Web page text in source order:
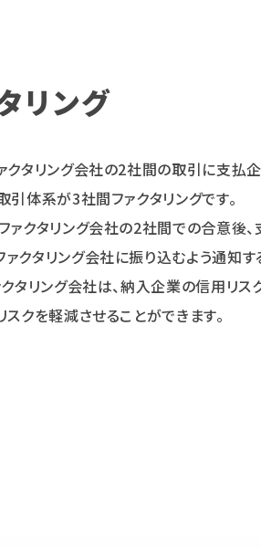
リング
クタリング会社の2社間の取引に支払
引体系が3社間ファクタリングです。
ァクタリング会社の2社間での合意後、
クタリング会社に振り込むよう通知す
クタリング会社は、納入企業の信用リス
クを軽減させることができます。